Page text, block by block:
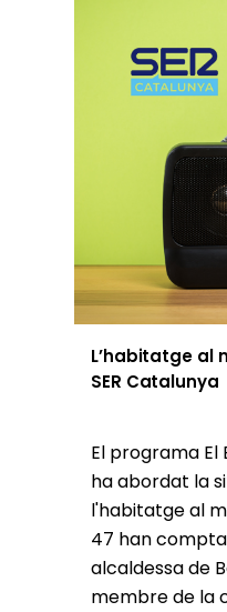
L’habitatge al
SER Catalunya
El programa El
ha abordat la
l'habitatge al
47 han
alcaldessa de
membre de la